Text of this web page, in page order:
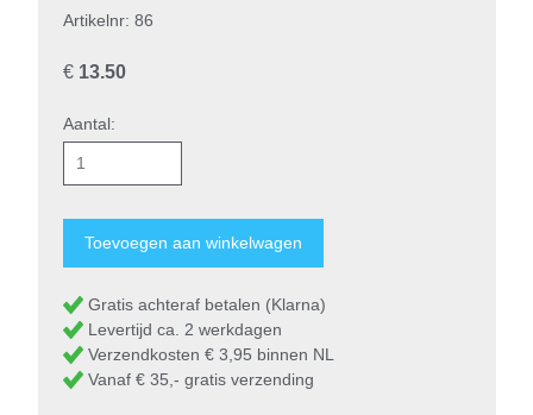
Artikelnr: 86
€ 13.50
Aantal:
Gratis achteraf betalen (Klarna)
Levertijd ca. 2 werkdagen
Verzendkosten € 3,95 binnen NL
Vanaf € 35,- gratis verzending